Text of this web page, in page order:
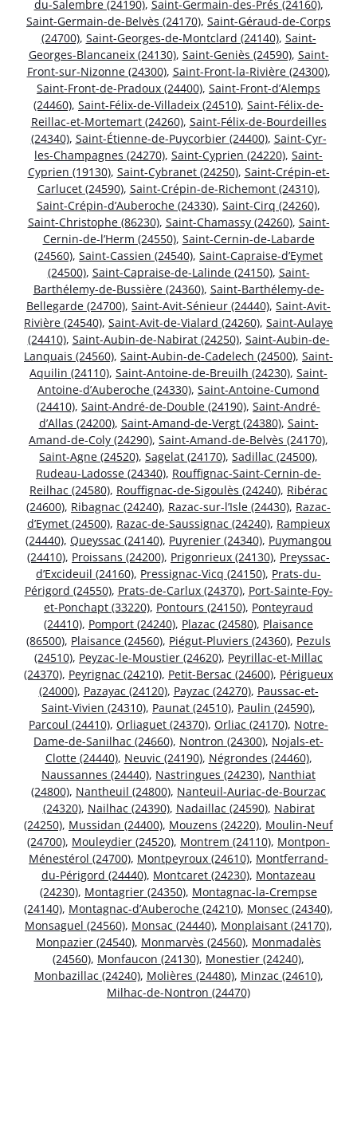
du-Salembre (24190), Saint-Germain-des-Prés (24160),
Saint-Germain-de-Belvès (24170), Saint-Géraud-de-Corps
(24700), Saint-Georges-de-Montclard (24140), Saint-
Georges-Blancaneix (24130), Saint-Geniès (24590), Saint-
Front-sur-Nizonne (24300), Saint-Front-la-Rivière (24300),
Saint-Front-de-Pradoux (24400), Saint-Front-d’Alemps
(24460), Saint-Félix-de-Villadeix (24510), Saint-Félix-de-
Reillac-et-Mortemart (24260), Saint-Félix-de-Bourdeilles
(24340), Saint-Étienne-de-Puycorbier (24400), Saint-Cyr-
les-Champagnes (24270), Saint-Cyprien (24220), Saint-
Cyprien (19130), Saint-Cybranet (24250), Saint-Crépin-et-
Carlucet (24590), Saint-Crépin-de-Richemont (24310),
Saint-Crépin-d’Auberoche (24330), Saint-Cirq (24260),
Saint-Christophe (86230), Saint-Chamassy (24260), Saint-
Cernin-de-l’Herm (24550), Saint-Cernin-de-Labarde
(24560), Saint-Cassien (24540), Saint-Capraise-d’Eymet
(24500), Saint-Capraise-de-Lalinde (24150), Saint-
Barthélemy-de-Bussière (24360), Saint-Barthélemy-de-
Bellegarde (24700), Saint-Avit-Sénieur (24440), Saint-Avit-
Rivière (24540), Saint-Avit-de-Vialard (24260), Saint-Aulaye
(24410), Saint-Aubin-de-Nabirat (24250), Saint-Aubin-de-
Lanquais (24560), Saint-Aubin-de-Cadelech (24500), Saint-
Aquilin (24110), Saint-Antoine-de-Breuilh (24230), Saint-
Antoine-d’Auberoche (24330), Saint-Antoine-Cumond
(24410), Saint-André-de-Double (24190), Saint-André-
d’Allas (24200), Saint-Amand-de-Vergt (24380), Saint-
Amand-de-Coly (24290), Saint-Amand-de-Belvès (24170),
Saint-Agne (24520), Sagelat (24170), Sadillac (24500),
Rudeau-Ladosse (24340), Rouffignac-Saint-Cernin-de-
Reilhac (24580), Rouffignac-de-Sigoulès (24240), Ribérac
(24600), Ribagnac (24240), Razac-sur-l’Isle (24430), Razac-
d’Eymet (24500), Razac-de-Saussignac (24240), Rampieux
(24440), Queyssac (24140), Puyrenier (24340), Puymangou
(24410), Proissans (24200), Prigonrieux (24130), Preyssac-
d’Excideuil (24160), Pressignac-Vicq (24150), Prats-du-
Périgord (24550), Prats-de-Carlux (24370), Port-Sainte-Foy-
et-Ponchapt (33220), Pontours (24150), Ponteyraud
(24410), Pomport (24240), Plazac (24580), Plaisance
(86500), Plaisance (24560), Piégut-Pluviers (24360), Pezuls
(24510), Peyzac-le-Moustier (24620), Peyrillac-et-Millac
(24370), Peyrignac (24210), Petit-Bersac (24600), Périgueux
(24000), Pazayac (24120), Payzac (24270), Paussac-et-
Saint-Vivien (24310), Paunat (24510), Paulin (24590),
Parcoul (24410), Orliaguet (24370), Orliac (24170), Notre-
Dame-de-Sanilhac (24660), Nontron (24300), Nojals-et-
Clotte (24440), Neuvic (24190), Négrondes (24460),
Naussannes (24440), Nastringues (24230), Nanthiat
(24800), Nantheuil (24800), Nanteuil-Auriac-de-Bourzac
(24320), Nailhac (24390), Nadaillac (24590), Nabirat
(24250), Mussidan (24400), Mouzens (24220), Moulin-Neuf
(24700), Mouleydier (24520), Montrem (24110), Montpon-
Ménestérol (24700), Montpeyroux (24610), Montferrand-
du-Périgord (24440), Montcaret (24230), Montazeau
(24230), Montagrier (24350), Montagnac-la-Crempse
(24140), Montagnac-d’Auberoche (24210), Monsec (24340),
Monsaguel (24560), Monsac (24440), Monplaisant (24170),
Monpazier (24540), Monmarvès (24560), Monmadalès
(24560), Monfaucon (24130), Monestier (24240),
Monbazillac (24240), Molières (24480), Minzac (24610),
Milhac-de-Nontron (24470)